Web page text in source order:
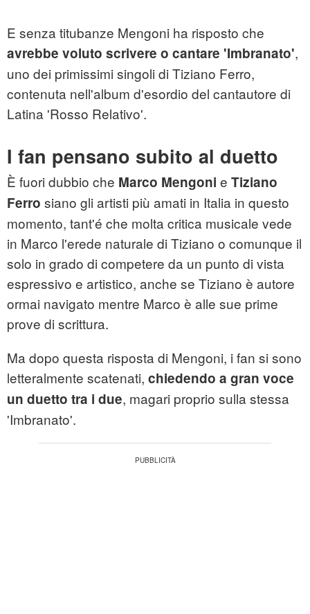
E senza titubanze Mengoni ha risposto che
avrebbe voluto scrivere o cantare 'Imbranato',
uno dei primissimi singoli di Tiziano Ferro,
contenuta nell'album d'esordio del cantautore di
Latina 'Rosso Relativo'.
I fan pensano subito al duetto
È fuori dubbio che Marco Mengoni e Tiziano
Ferro siano gli artisti più amati in Italia in questo
momento, tant'é che molta critica musicale vede
in Marco l'erede naturale di Tiziano o comunque il
solo in grado di competere da un punto di vista
espressivo e artistico, anche se Tiziano è autore
ormai navigato mentre Marco è alle sue prime
prove di scrittura.
Ma dopo questa risposta di Mengoni, i fan si sono
letteralmente scatenati, chiedendo a gran voce
un duetto tra i due, magari proprio sulla stessa
'Imbranato'.